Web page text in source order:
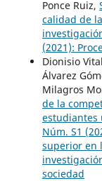
Ponce Ruiz,
calidad de
(2021):
Dionisio
Álvarez
Milagros
de la
estudiantes
Núm. S1
superior en
sociedad